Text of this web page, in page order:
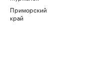
Приморский
край